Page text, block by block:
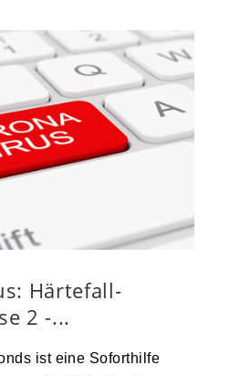
Härtefall-
2 -...
ist eine Soforthilfe